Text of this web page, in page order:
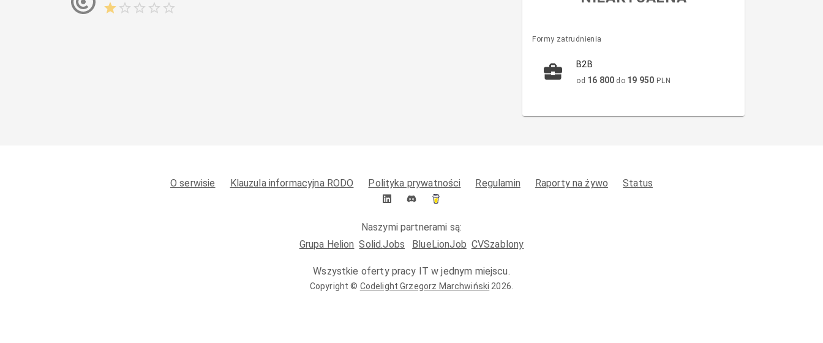
Formy zatrudnienia
B2B
od 16 800 do 19 950 PLN
O serwisie Klauzula informacyjna RODO Polityka prywatności Regulamin Raporty na żywo Status
Naszymi partnerami są:
Grupa Helion Solid.Jobs BlueLionJob CVSzablony
Wszystkie oferty pracy IT w jednym miejscu.
Copyright © Codelight Grzegorz Marchwiński 2026